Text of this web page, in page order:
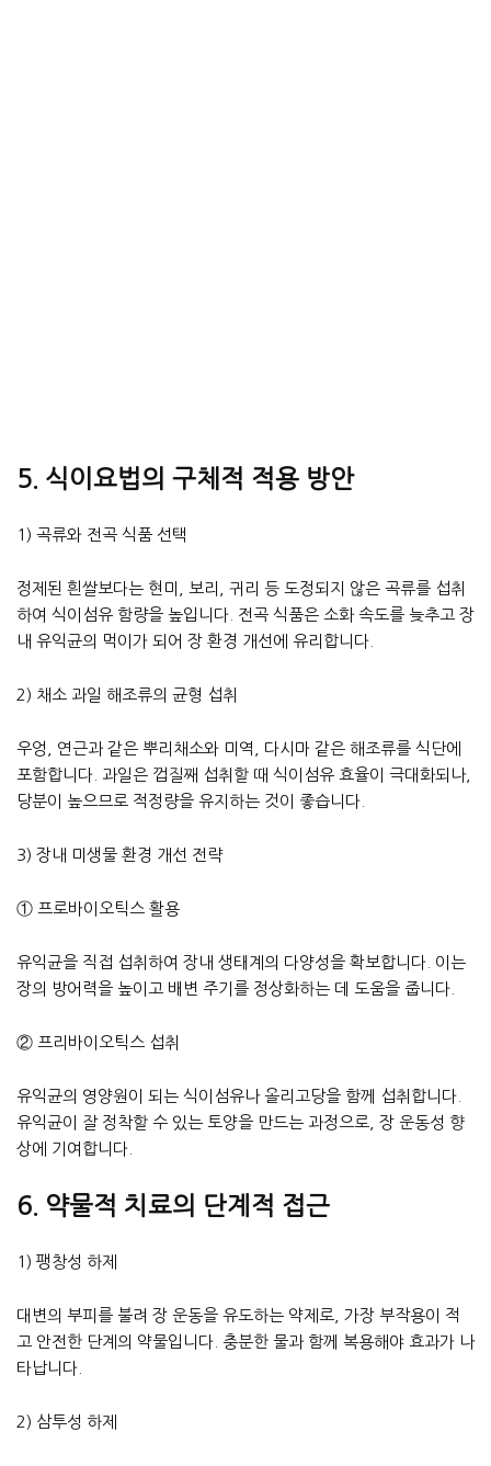
5. 식이요법의 구체적 적용 방안
1) 곡류와 전곡 식품 선택
정제된 흰쌀보다는 현미, 보리, 귀리 등 도정되지 않은 곡류를 섭취
하여 식이섬유 함량을 높입니다. 전곡 식품은 소화 속도를 늦추고 장
내 유익균의 먹이가 되어 장 환경 개선에 유리합니다.
2) 채소 과일 해조류의 균형 섭취
우엉, 연근과 같은 뿌리채소와 미역, 다시마 같은 해조류를 식단에
포함합니다. 과일은 껍질째 섭취할 때 식이섬유 효율이 극대화되나,
당분이 높으므로 적정량을 유지하는 것이 좋습니다.
3) 장내 미생물 환경 개선 전략
① 프로바이오틱스 활용
유익균을 직접 섭취하여 장내 생태계의 다양성을 확보합니다. 이는
장의 방어력을 높이고 배변 주기를 정상화하는 데 도움을 줍니다.
② 프리바이오틱스 섭취
유익균의 영양원이 되는 식이섬유나 올리고당을 함께 섭취합니다.
유익균이 잘 정착할 수 있는 토양을 만드는 과정으로, 장 운동성 향
상에 기여합니다.
6. 약물적 치료의 단계적 접근
1) 팽창성 하제
대변의 부피를 불려 장 운동을 유도하는 약제로, 가장 부작용이 적
고 안전한 단계의 약물입니다. 충분한 물과 함께 복용해야 효과가 나
타납니다.
2) 삼투성 하제